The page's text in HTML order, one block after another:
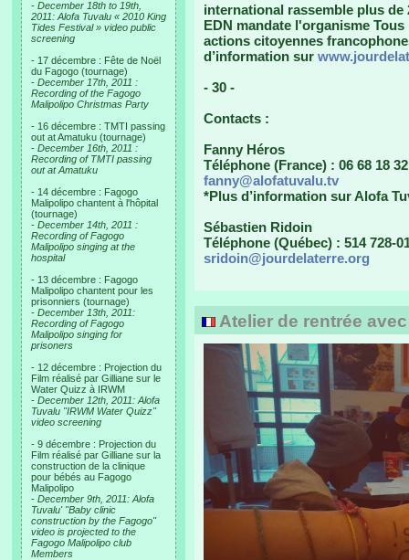
- December 18th to 19th,
2011: Alofa Tuvalu « 2010 King
Tides Festival » video public
screening
- 17 décembre : Fête de Noël
du Fagogo (tournage)
- December 17th, 2011 :
Recording of the Fagogo
Malipolipo Christmas Party
- 16 décembre : TMTI passing
out at Amatuku (tournage)
- December 16th, 2011 :
Recording of TMTI passing
out at Amatuku
- 14 décembre : Fagogo
Malipolipo chantent à l'hôpital
(tournage)
- December 14th, 2011 :
Recording of Fagogo
Malipolipo singing at the
hospital
- 13 décembre : Fagogo
Malipolipo chantent pour les
prisonniers (tournage)
- December 13th, 2011:
Recording of Fagogo
Malipolipo singing for
prisoners
- 12 décembre : Projection du
Film réalisé par Gilliane sur le
Water Quizz à IRWM
- December 12th, 2011: Alofa
Tuvalu "IRWM Water Quizz"
video screening
- 9 décembre : Projection du
Film réalisé par Gilliane sur la
construction de la clinique
pour bébés au Fagogo
Malipolipo
- December 9th, 2011: Alofa
Tuvalu' "Baby clinic
construction by the Fagogo"
video is projected to the
Fagogo Malipolipo club
Members
international rassemble plus de
EDN mandate l'organisme
actions citoyennes
d’information sur
- 30 -
Contacts :
Fanny Héros
Téléphone (France) : 06 68 18
fanny@alofatuvalu.tv
*Plus d’information sur Alofa
Sébastien Ridoin
Téléphone (Québec) : 514 728-
sridoin@jourdelaterre.org
Atelier de rentrée